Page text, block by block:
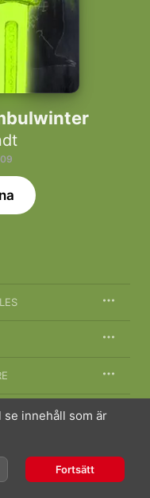
se innehåll som är
Fortsätt